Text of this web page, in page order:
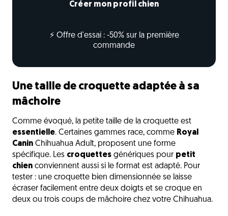
Créer mon profil chien
⚡ Offre d'essai : -50% sur la première
commande
Une taille de croquette adaptée à sa
mâchoire
Comme évoqué, la petite taille de la croquette est
essentielle. Certaines gammes race, comme Royal
Canin Chihuahua Adult, proposent une forme
spécifique. Les croquettes génériques pour petit
chien conviennent aussi si le format est adapté. Pour
tester : une croquette bien dimensionnée se laisse
écraser facilement entre deux doigts et se croque en
deux ou trois coups de mâchoire chez votre Chihuahua.